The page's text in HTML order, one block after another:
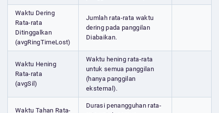
Waktu Dering
Rata-rata
Ditinggalkan
(avgRingTimeLost)
Jumlah rata-rata waktu
dering pada panggilan
Diabaikan.
Waktu Hening
Rata-rata
(avgSil)
Waktu hening rata-rata
untuk semua panggilan
(hanya panggilan
eksternal).
Waktu Tahan Rata-
Durasi penangguhan rata-